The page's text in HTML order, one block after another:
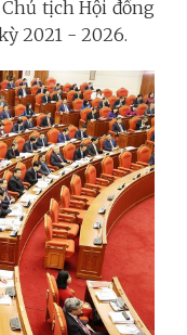
tịch Hội đồng
2021 - 2026.